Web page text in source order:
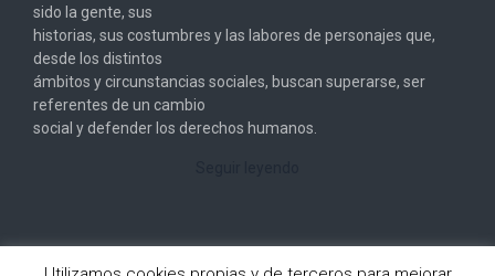
sido la gente, sus
historias, sus costumbres y las labores de personajes que,
desde los distintos
ámbitos y circunstancias sociales, buscan superarse, ser
referentes de un cambio
social y defender los derechos humanos.